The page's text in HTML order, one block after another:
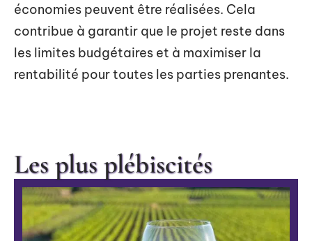
économies peuvent être réalisées. Cela
contribue à garantir que le projet reste dans
les limites budgétaires et à maximiser la
rentabilité pour toutes les parties prenantes.
Les plus plébiscités